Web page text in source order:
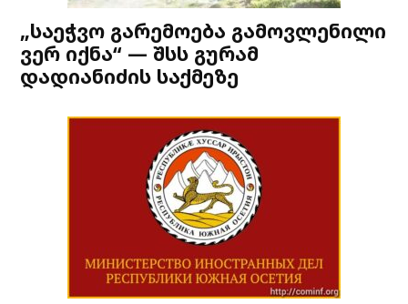
„საეჭვო გარემოება გამოვლენილი
ვერ იქნა“ — შსს გურამ
დადიანიძის საქმეზე